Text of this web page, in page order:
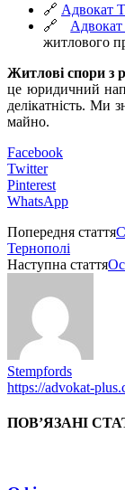
🔗 Адвокат
🔗
житлового
Житлові спори з
це юридичний
делікатність. Ми
майно.
Facebook
Twitter
Pinterest
WhatsApp
Попередня стаття
Тернополі
Наступна стаття
Stempfords
https://advokat-
ПОВ’ЯЗАНІ